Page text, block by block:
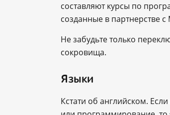
составляют курсы по
созданные в партнерстве
Не забудьте только
сокровища.
Языки
Кстати об английском.